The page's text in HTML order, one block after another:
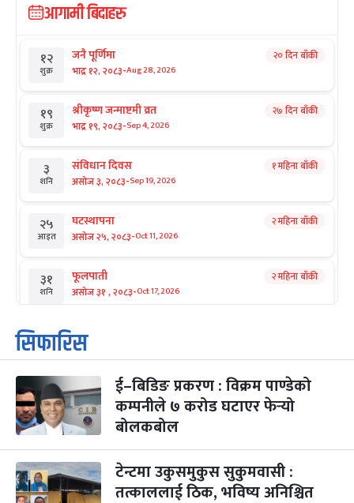
आगामी बिदाहरु
१२
शुक्र
जनै पूर्णिमा
भाद्र १२, २०८३-Aug 28, 2026
२० दिन बाँकी
१९
शुक्र
श्रीकृष्ण जन्माष्टमी व्रत
भाद्र १९, २०८३-Sep 4, 2026
२७ दिन बाँकी
३
शनि
संविधान दिवस
असोज ३, २०८३-Sep 19, 2026
१ महिना बाँकी
२५
आइत
घटस्थापना
असोज २५, २०८३-Oct 11, 2026
२ महिना बाँकी
३१
शनि
फूलपाती
असोज ३१ , २०८३-Oct 17, 2026
२ महिना बाँकी
१
आइत
कार्तिक सङ्क्रान्ति
कार्तिक १, २०८३
३
मंगल
महानवमी
कार्तिक ३, २०८३-Oct 20, 2026
२ महिना बाँकी
४
पापा‌ङ्कुशा एकादशी व्रत २ महिना बाँकी
सिफारिस
ई–बिडिङ प्रकरण : विक्रम पाण्डेको
कम्पनीले ७ करोड घटाएर फेर्‍यो
बोलकबोल
टेन्टमा उकुसमुकुस सुकुमवासी :
तत्काललाई ठिक, भविष्य अनिश्चित